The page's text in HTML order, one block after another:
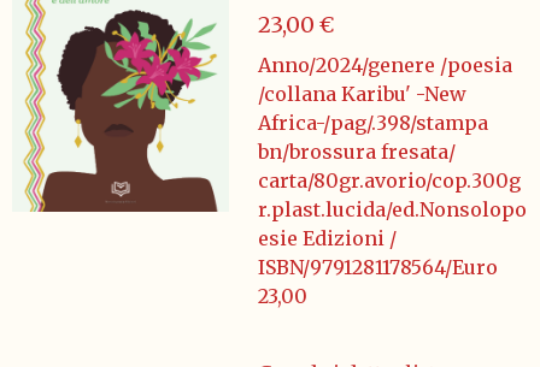
23,00 €
Anno/2024/genere /poesia
/collana Karibu' -New
Africa-/pag/.398/stampa
bn/brossura fresata/
carta/80gr.avorio/cop.300g
r.plast.lucida/ed.Nonsolopo
esie Edizioni /
ISBN/9791281178564/Euro
23,00